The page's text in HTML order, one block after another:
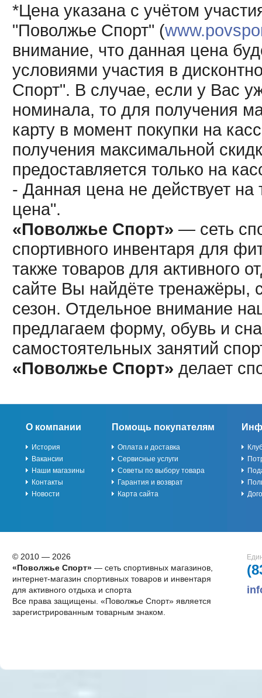
*Цена указана с учётом
"Поволжье Спорт" (
внимание, что данная цена
условиями участия в
Спорт". В случае, если у Вас
номинала, то для получения
карту в момент покупки на
получения максимальной
предоставляется только на
- Данная цена не действует
цена".
«Поволжье Спорт» — сеть
спортивного инвентаря для
также товаров для активного
сайте Вы найдёте тренажёры,
сезон. Отдельное внимание
предлагаем форму, обувь и
самостоятельных занятий
«Поволжье Спорт» делает
О компании
История
Вакансии
Наши магазины
Контакты
Новости
Помощь покупателям
Оплата и доставка
Сервисные услуги
Советы по выбору товара
Гарантия и возврат
Карта сайта
© 2010 — 2026
«Поволжье Спорт»— сеть спортивных магазинов,
интернет-магазин спортивных товаров и инвентаря
для активного отдыха и спорта
Все права защищены. «Поволжье Спорт» является
зарегистрированным товарным знаком.